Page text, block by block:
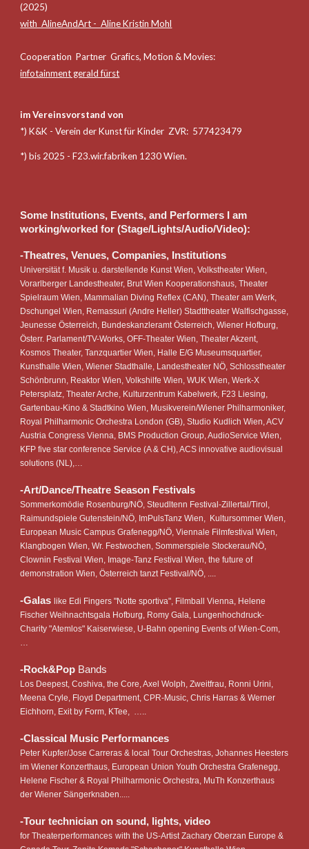
(2025)
with AlineAndArt - Aline Kristin Mohl
Cooperation Partner Grafics, Motion & Movies:
infotainment gerald fürst
im Vereinsvorstand von
*)K&K - Verein der Kunst für Kinder ZVR: 577423479
*) bis 2025 - F23.wir.fabriken 1230 Wien.
Some Institutions, Events, and Performers I am
working/workedfor (Stage/Lights/Audio/Video):
-Theatres, Venues, Companies, Institutions
Universität f. Musik u. darstellende Kunst Wien, Volkstheater Wien,
Vorarlberger Landestheater, Brut Wien Kooperationshaus, Theater
Spielraum Wien, Mammalian Diving Reflex (CAN), Theater am Werk,
Dschungel Wien, Remassuri (Andre Heller) Stadttheater Walfischgasse,
Jeunesse Österreich, Bundeskanzleramt Österreich, Wiener Hofburg,
Österr. Parlament/TV-Works, OFF-Theater Wien, Theater Akzent,
Kosmos Theater, Tanzquartier Wien, Halle E/G Museumsquartier,
Kunsthalle Wien, Wiener Stadthalle, Landestheater NÖ, Schlosstheater
Schönbrunn, Reaktor Wien, Volkshilfe Wien, WUK Wien, Werk-X
Petersplatz, Theater Arche, Kulturzentrum Kabelwerk, F23 Liesing,
Gartenbau-Kino & Stadtkino Wien, Musikverein/Wiener Philharmoniker,
Royal Philharmonic Orchestra London (GB), Studio Kudlich Wien, ACV
Austria Congress Vienna, BMS Production Group, AudioService Wien,
KFP five star conference Service (A & CH), ACS innovative audiovisual
solutions (NL),…
-Art/Dance/Theatre Season Festivals
Sommerkomödie Rosenburg/NÖ,Steudltenn Festival-Zillertal/Tirol,
Raimundspiele Gutenstein/NÖ, ImPulsTanz Wien, Kultursommer Wien,
European Music Campus Grafenegg/NÖ, Viennale Filmfestival Wien,
Klangbogen Wien, Wr. Festwochen, Sommerspiele Stockerau/NÖ,
Clownin Festival Wien, Image-Tanz Festival Wien, the future of
demonstration Wien, Österreich tanzt Festival/NÖ, ....
-Galaslike Edi Fingers "Notte sportiva", Filmball Vienna, Helene
Fischer Weihnachtsgala Hofburg, Romy Gala, Lungenhochdruck-
Charity "Atemlos" Kaiserwiese, U-Bahn opening Events of Wien-Com,
…
-Rock&Pop Bands
Los Deepest, Coshiva, the Core, Axel Wolph, Zweitfrau, Ronni Urini,
Meena Cryle, Floyd Department, CPR-Music, Chris Harras & Werner
Eichhorn, Exit by Form, KTee, …..
-Classical Music Performances
Peter Kupfer/Jose Carreras & local Tour Orchestras, Johannes Heesters
im Wiener Konzerthaus, European Union Youth Orchestra Grafenegg,
Helene Fischer & Royal Philharmonic Orchestra, MuTh Konzerthaus
der Wiener Sängerknaben.....
-Tour technician on sound, lights, video
for Theaterperformances with the US-Artist Zachary Oberzan Europe &